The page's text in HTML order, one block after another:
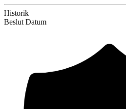
Historik
Beslut Datum